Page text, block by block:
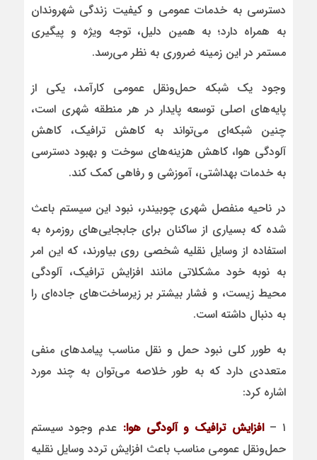
دسترسی به خدمات عمومی و کیفیت زندگی شهروندان
به همراه دارد؛ به همین دلیل، توجه ویژه و پیگیری
مستمر در این زمینه ضروری به نظر می‌رسد.
وجود یک شبکه حمل‌ونقل عمومی کارآمد، یکی از
پایه‌های اصلی توسعه پایدار در هر منطقه شهری است،
چنین شبکه‌ای می‌تواند به کاهش ترافیک، کاهش
آلودگی هوا، کاهش هزینه‌های سوخت و بهبود دسترسی
به خدمات بهداشتی، آموزشی و رفاهی کمک کند.
در ناحیه منفصل شهری چوبیندر، نبود این سیستم باعث
شده که بسیاری از ساکنان برای جابجایی‌های روزمره به
استفاده از وسایل نقلیه شخصی روی بیاورند، که این امر
به نوبه خود مشکلاتی مانند افزایش ترافیک، آلودگی
محیط زیست، و فشار بیشتر بر زیرساخت‌های جاده‌ای را
به دنبال داشته است.
به طورر کلی نبود حمل و نقل مناسب پیامدهای منفی
متعددی دارد که به طور خلاصه می‌توان به چند مورد
اشاره کرد:
۱ –
افزایش ترافیک و آلودگی هوا: عدم وجود سیستم
حمل‌ونقل عمومی مناسب باعث افزایش تردد وسایل نقلیه